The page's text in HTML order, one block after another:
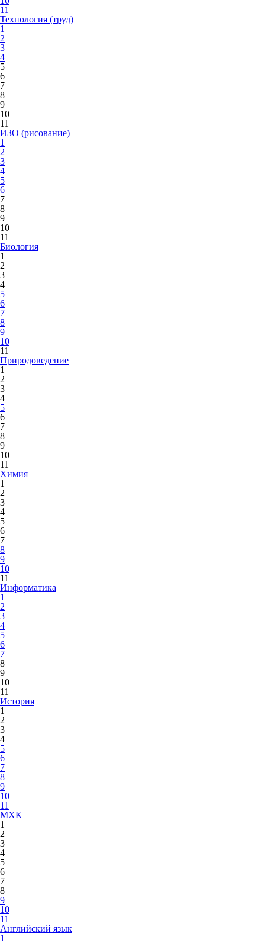
11
Технология (труд)
1
2
3
4
5
6
7
8
9
10
11
ИЗО (рисование)
1
2
3
4
5
6
7
8
9
10
11
Биология
1
2
3
4
5
6
7
8
9
10
11
Природоведение
1
2
3
4
5
6
7
8
9
10
11
Химия
1
2
3
4
5
6
7
8
9
10
11
Информатика
1
2
3
4
5
6
7
8
9
10
11
История
1
2
3
4
5
6
7
8
9
10
11
МХК
1
2
3
4
5
6
7
8
9
10
11
Английский язык
1